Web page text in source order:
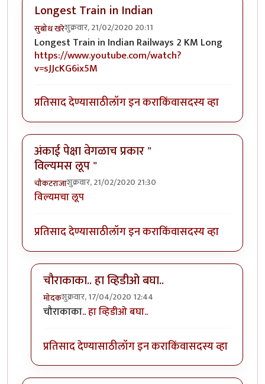
Longest Train in Indian
सुबोध खरेशुक्रवार, 21/02/2020 20:11
Longest Train in Indian Railways 2 KM Long
https://www.youtube.com/watch?
v=sJJcKG6ix5M
प्रतिसाद देण्यासाठीलॉग इन कराकिंवासदस्य व्हा
अंकाई पेक्षा वेगळाच प्रकार "
विल्यमस लूप "
चौकटराजाशुक्रवार, 21/02/2020 21:30
विल्यमचा लूप
प्रतिसाद देण्यासाठीलॉग इन कराकिंवासदस्य व्हा
चौराकाका.. हा व्हिडीओ बघा..
मोदकशुक्रवार, 17/04/2020 12:44
In reply toअंकाई पेक्षा वेगळाच प्रकार " विल्यमस लूप "
चौराकाका..हा व्हिडीओ बघा..
प्रतिसाद देण्यासाठीलॉग इन कराकिंवासदस्य व्हा